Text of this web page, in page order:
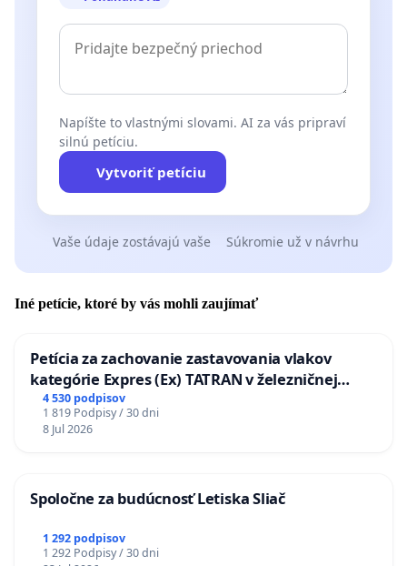
Napíšte to vlastnými slovami. AI za vás pripraví
silnú petíciu.
Vytvoriť petíciu
Vaše údaje zostávajú vaše Súkromie už v návrhu
Iné petície, ktoré by vás mohli zaujímať
Petícia za zachovanie zastavovania vlakov
kategórie Expres (Ex) TATRAN v železničnej
stanici Púchov
4 530 podpisov
1 819 Podpisy / 30 dni
8 Jul 2026
Spoločne za budúcnosť Letiska Sliač
1 292 podpisov
1 292 Podpisy / 30 dni